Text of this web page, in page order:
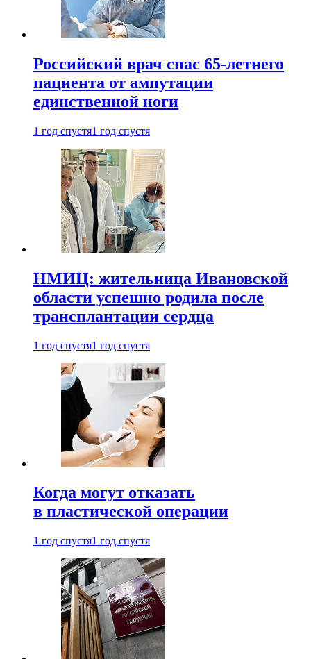
Российский врач спас 65-летнего
пациента от ампутации
единственной ноги
1 год спустя1 год спустя
НМИЦ: жительница Ивановской
области успешно родила после
трансплантации сердца
1 год спустя1 год спустя
Когда могут отказать
в пластической операции
1 год спустя1 год спустя